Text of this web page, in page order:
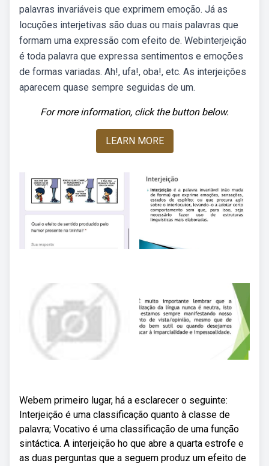
palavras invariáveis que exprimem emoção. Já as
locuções interjetivas são duas ou mais palavras que
formam uma expressão com efeito de. Webinterjeição
é toda palavra que expressa sentimentos e emoções
de formas variadas. Ah!, ufa!, oba!, etc. As interjeições
aparecem quase sempre seguidas de um.
For more information, click the button below.
LEARN MORE
Webem primeiro lugar, há a esclarecer o seguinte:
Interjeição é uma classificação quanto à classe de
palavra; Vocativo é uma classificação de uma função
sintáctica. A interjeição ho que abre a quarta estrofe e
as duas perguntas que a seguem produz um efeito de